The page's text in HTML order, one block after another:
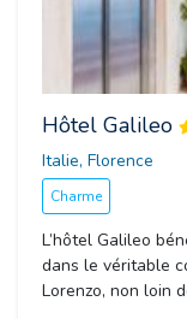
Hôtel Galileo
Italie, Florence
Charme
L’hôtel Galileo
dans le véritable
Lorenzo, non loin